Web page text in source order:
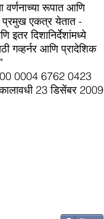
वर्णनाच्या रूपात आणि
प्रमुख एकत्र येतात -
दिशानिर्देशांमध्ये
गव्हर्नर आणि प्रादेशिक
0004 6762 0423
23 डिसेंबर 2009